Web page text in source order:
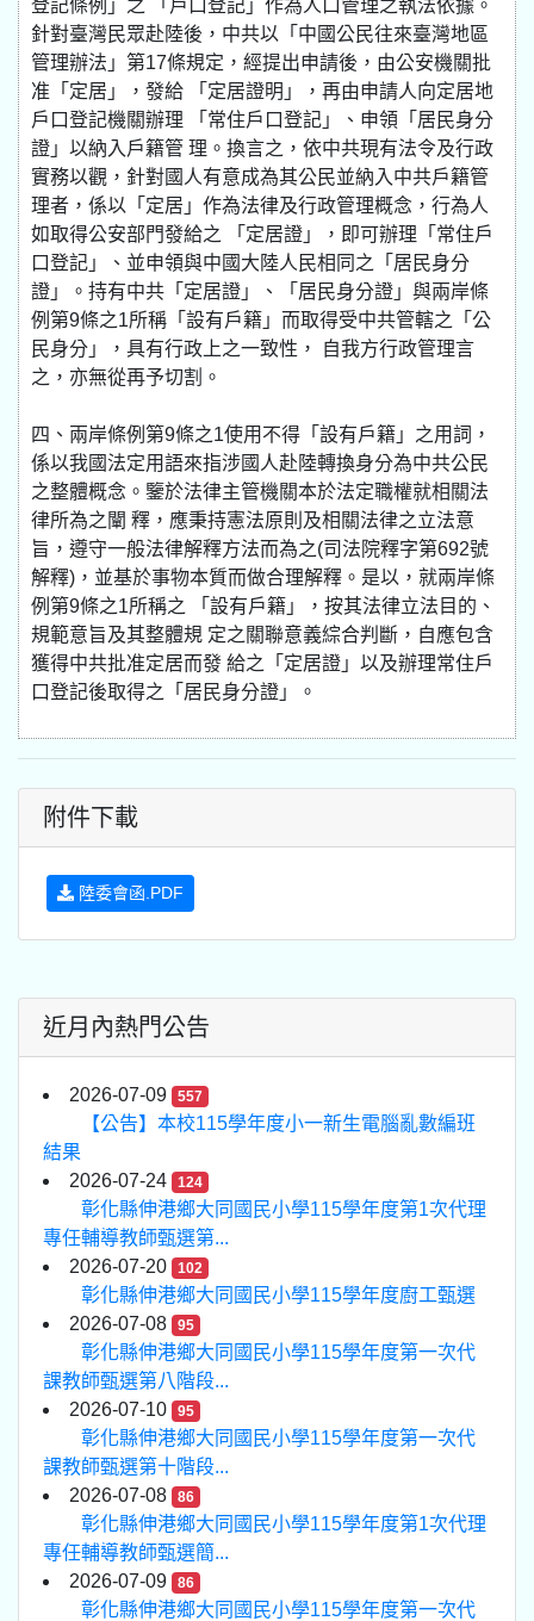
登記條例」之 「戶口登記」作為人口管理之執法依據。
針對臺灣民眾赴陸後，中共以「中國公民往來臺灣地區
管理辦法」第17條規定，經提出申請後，由公安機關批
准「定居」，發給 「定居證明」，再由申請人向定居地
戶口登記機關辦理 「常住戶口登記」、申領「居民身分
證」以納入戶籍管 理。換言之，依中共現有法令及行政
實務以觀，針對國人有意成為其公民並納入中共戶籍管
理者，係以「定居」作為法律及行政管理概念，行為人
如取得公安部門發給之 「定居證」，即可辦理「常住戶
口登記」、並申領與中國大陸人民相同之「居民身分
證」。持有中共「定居證」、「居民身分證」與兩岸條
例第9條之1所稱「設有戶籍」而取得受中共管轄之「公
民身分」，具有行政上之一致性， 自我方行政管理言
之，亦無從再予切割。
四、兩岸條例第9條之1使用不得「設有戶籍」之用詞，
係以我國法定用語來指涉國人赴陸轉換身分為中共公民
之整體概念。鑒於法律主管機關本於法定職權就相關法
律所為之闡 釋，應秉持憲法原則及相關法律之立法意
旨，遵守一般法律解釋方法而為之(司法院釋字第692號
解釋)，並基於事物本質而做合理解釋。是以，就兩岸條
例第9條之1所稱之 「設有戶籍」，按其法律立法目的、
規範意旨及其整體規 定之關聯意義綜合判斷，自應包含
獲得中共批准定居而發 給之「定居證」以及辦理常住戶
口登記後取得之「居民身分證」。
附件下載
陸委會函.PDF
近月內熱門公告
2026-07-09 557
【公告】本校115學年度小一新生電腦亂數編班
結果
2026-07-24
124
彰化縣伸港鄉大同國民小學115學年度第1次代理
專任輔導教師甄選第...
2026-07-20
102
彰化縣伸港鄉大同國民小學115學年度廚工甄選
2026-07-08
95
彰化縣伸港鄉大同國民小學115學年度第一次代
課教師甄選第八階段...
2026-07-10
95
彰化縣伸港鄉大同國民小學115學年度第一次代
課教師甄選第十階段...
2026-07-08
86
彰化縣伸港鄉大同國民小學115學年度第1次代理
專任輔導教師甄選簡...
2026-07-09
86
彰化縣伸港鄉大同國民小學115學年度第一次代